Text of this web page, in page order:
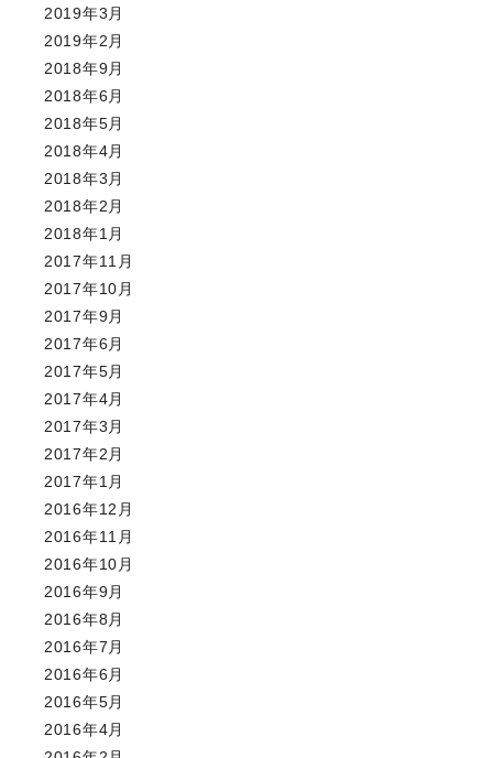
2019年3月
2019年2月
2018年9月
2018年6月
2018年5月
2018年4月
2018年3月
2018年2月
2018年1月
2017年11月
2017年10月
2017年9月
2017年6月
2017年5月
2017年4月
2017年3月
2017年2月
2017年1月
2016年12月
2016年11月
2016年10月
2016年9月
2016年8月
2016年7月
2016年6月
2016年5月
2016年4月